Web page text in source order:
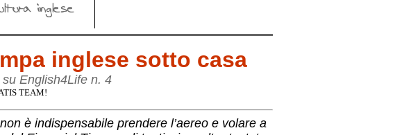
inglese sotto casa
English4Life n. 4
TEAM!
è indispensabile prendere l’aereo e volare a